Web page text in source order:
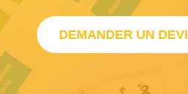
DEMANDER UN